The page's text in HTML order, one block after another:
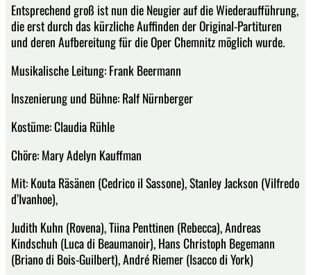
Entsprechend groß ist nun die Neugier auf die Wiederaufführung,
die erst durch das kürzliche Auffinden der Original-Partituren
und deren Aufbereitung für die Oper Chemnitz möglich wurde.
Musikalische Leitung: Frank Beermann
Inszenierung und Bühne: Ralf Nürnberger
Kostüme: Claudia Rühle
Chöre: Mary Adelyn Kauffman
Mit: Kouta Räsänen (Cedrico il Sassone), Stanley Jackson (Vilfredo
d’Ivanhoe),
Judith Kuhn (Rovena), Tiina Penttinen (Rebecca), Andreas
Kindschuh (Luca di Beaumanoir), Hans Christoph Begemann
(Briano di Bois-Guilbert), André Riemer (Isacco di York)